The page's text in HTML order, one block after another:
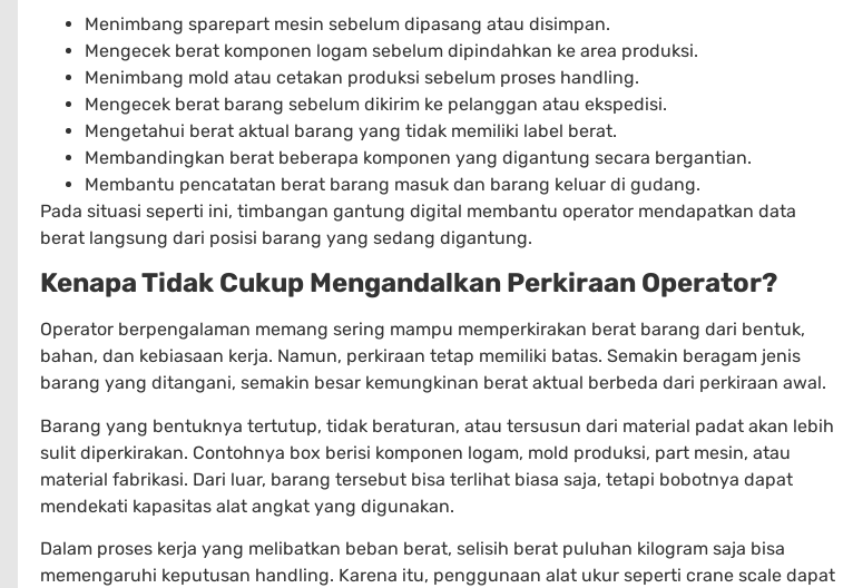
Menimbang sparepart mesin sebelum dipasang atau disimpan.
Mengecek berat komponen logam sebelum dipindahkan ke area produksi.
Menimbang mold atau cetakan produksi sebelum proses handling.
Mengecek berat barang sebelum dikirim ke pelanggan atau ekspedisi.
Mengetahui berat aktual barang yang tidak memiliki label berat.
Membandingkan berat beberapa komponen yang digantung secara bergantian.
Membantu pencatatan berat barang masuk dan barang keluar di gudang.
Pada situasi seperti ini, timbangan gantung digital membantu operator mendapatkan data
berat langsung dari posisi barang yang sedang digantung.
Kenapa Tidak Cukup Mengandalkan Perkiraan Operator?
Operator berpengalaman memang sering mampu memperkirakan berat barang dari bentuk,
bahan, dan kebiasaan kerja. Namun, perkiraan tetap memiliki batas. Semakin beragam jenis
barang yang ditangani, semakin besar kemungkinan berat aktual berbeda dari perkiraan awal.
Barang yang bentuknya tertutup, tidak beraturan, atau tersusun dari material padat akan lebih
sulit diperkirakan. Contohnya box berisi komponen logam, mold produksi, part mesin, atau
material fabrikasi. Dari luar, barang tersebut bisa terlihat biasa saja, tetapi bobotnya dapat
mendekati kapasitas alat angkat yang digunakan.
Dalam proses kerja yang melibatkan beban berat, selisih berat puluhan kilogram saja bisa
memengaruhi keputusan handling. Karena itu, penggunaan alat ukur seperti crane scale dapat